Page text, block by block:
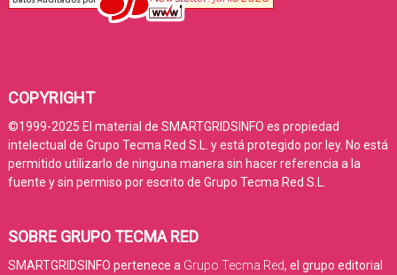
COPYRIGHT
©1999-2025 El material de SMARTGRIDSINFO es propiedad
intelectual de Grupo Tecma Red S.L. y está protegido por ley. No está
permitido utilizarlo de ninguna manera sin hacer referencia a la
fuente y sin permiso por escrito de Grupo Tecma Red S.L.
SOBRE GRUPO TECMA RED
SMARTGRIDSINFO pertenece a Grupo Tecma Red, el grupo editorial